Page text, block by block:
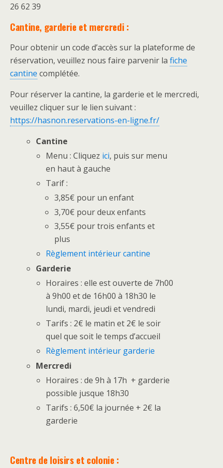
26 62 39
Cantine, garderie et mercredi :
Pour obtenir un code d’accès sur la plateforme de
réservation, veuillez nous faire parvenir la fiche
cantine complétée.
Pour réserver la cantine, la garderie et le mercredi,
veuillez cliquer sur le lien suivant :
https://hasnon.reservations-en-ligne.fr/
Cantine
Menu : Cliquez ici, puis sur menu
en haut à gauche
Tarif :
3,85€ pour un enfant
3,70€ pour deux enfants
3,55€ pour trois enfants et
plus
Règlement intérieur cantine
Garderie
Horaires : elle est ouverte de 7h00
à 9h00 et de 16h00 à 18h30 le
lundi, mardi, jeudi et vendredi
Tarifs : 2€ le matin et 2€ le soir
quel que soit le temps d’accueil
Règlement intérieur garderie
Mercredi
Horaires : de 9h à 17h + garderie
possible jusque 18h30
Tarifs : 6,50€ la journée + 2€ la
garderie
Centre de loisirs et colonie :